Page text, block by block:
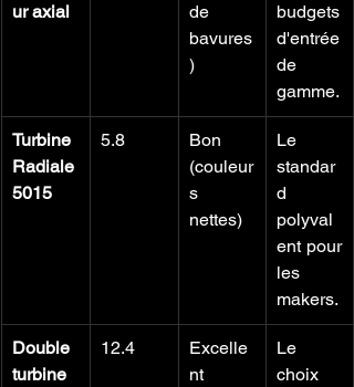
ur axial
de
bavures
)
budgets
d'entrée
de
gamme.
Turbine
Radiale
5015
5.8
Bon
(couleur
s
nettes)
Le
standar
d
polyval
ent pour
les
makers.
Double
turbine
12.4
Excelle
nt
Le
choix